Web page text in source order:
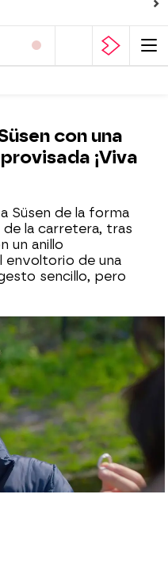
con una
¡Viva
Süsen de la forma
la carretera, tras
un anillo
envoltorio de una
sencillo, pero
2025, 12:14